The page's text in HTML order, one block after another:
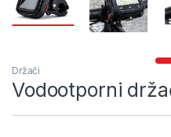
Držači
Vodootporni